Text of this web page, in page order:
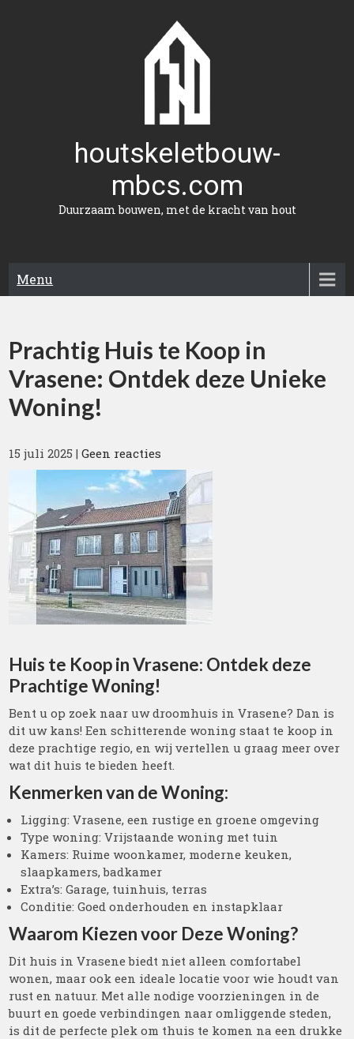
houtskeletbouw-
mbcs.com
Duurzaam bouwen, met de kracht van hout
Menu
Prachtig Huis te Koop in
Vrasene: Ontdek deze Unieke
Woning!
15 juli 2025 |Geen reacties
Huis te Koop in Vrasene: Ontdek deze
Prachtige Woning!
Bent u op zoek naar uw droomhuis in Vrasene? Dan is
dit uw kans! Een schitterende woning staat te koop in
deze prachtige regio, en wij vertellen u graag meer over
wat dit huis te bieden heeft.
Kenmerken van de Woning:
Ligging: Vrasene, een rustige en groene omgeving
Type woning: Vrijstaande woning met tuin
Kamers: Ruime woonkamer, moderne keuken,
slaapkamers, badkamer
Extra’s: Garage, tuinhuis, terras
Conditie: Goed onderhouden en instapklaar
Waarom Kiezen voor Deze Woning?
Dit huis in Vrasene biedt niet alleen comfortabel
wonen, maar ook een ideale locatie voor wie houdt van
rust en natuur. Met alle nodige voorzieningen in de
buurt en goede verbindingen naar omliggende steden,
is dit de perfecte plek om thuis te komen na een drukke